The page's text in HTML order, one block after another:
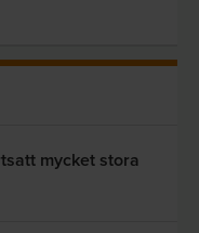
mycket stora